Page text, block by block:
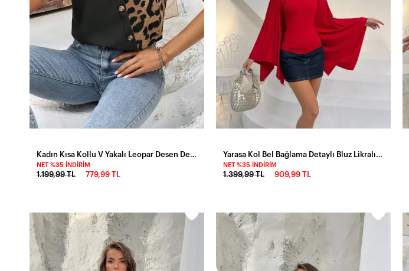
NET %35 İNDIRIM
1.199,99 TL 779,99 TL
NET %35 İNDIRIM
1.399,99 TL 909,99 TL